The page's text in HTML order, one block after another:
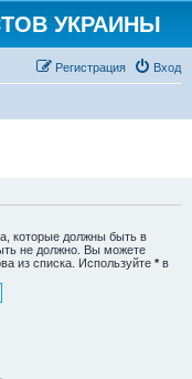
УКРАИНЫ
Вход
Регистрация
которые должны быть в
не должно. Вы можете
из списка. Используйте * в